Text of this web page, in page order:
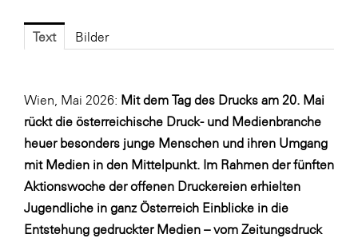
FRoSTA
Gardena
Gas Connect Austria
GBV - Verband gemeinnütziger
Bauvereinigungen
Getzner Werkstoffe
Heimat Österreich
Text Bilder
Wien, Mai 2026: Mit dem Tag des Drucks am 20. Mai
rückt die österreichische Druck- und Medienbranche
heuer besonders junge Menschen und ihren Umgang
mit Medien in den Mittelpunkt. Im Rahmen der fünften
Aktionswoche der offenen Druckereien erhielten
Jugendliche in ganz Österreich Einblicke in die
Entstehung gedruckter Medien – vom Zeitungsdruck